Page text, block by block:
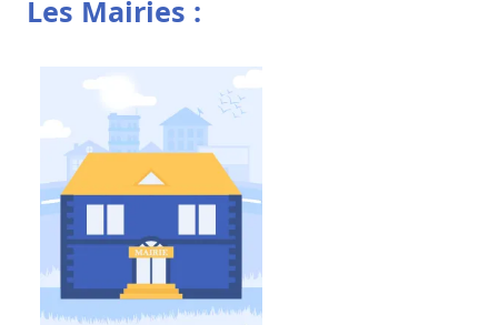
Les Mairies :